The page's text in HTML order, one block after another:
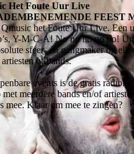
Het Foute Uur Live
FEEST
het Foute Uur Live. Een
Y-M-C-A! No no no no no!
sfeer- én gangmaker op
artiesten of bands.
events is de gratis
meerdere bands en/of
mee. Klaar om mee te zingen?